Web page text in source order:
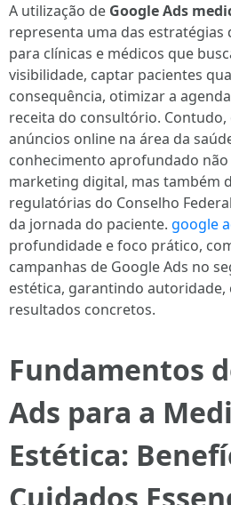
A utilização de Google Ads
representa uma das estratégias
para clínicas e médicos que
visibilidade, captar pacientes
consequência, otimizar a
receita do consultório.
anúncios online na área da
conhecimento aprofundado
marketing digital, mas também
regulatórias do Conselho
da jornada do paciente. google
profundidade e foco prático,
campanhas de Google Ads no
estética, garantindo autoridade,
resultados concretos.
Fundamentos
Ads para a
Estética: